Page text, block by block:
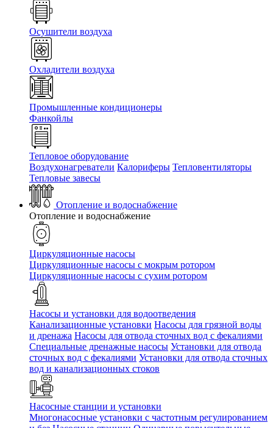
Осушители воздуха
Охладители воздуха
Промышленные кондиционеры
Фанкойлы
Тепловое оборудование
Воздухонагреватели Калориферы Тепловентиляторы
Тепловые завесы
Отопление и водоснабжение
Отопление и водоснабжение
Циркуляционные насосы
Циркуляционные насосы с мокрым ротором
Циркуляционные насосы с сухим ротором
Насосы и установки для водоотведения
Канализационные установки Насосы для грязной воды
и дренажа Насосы для отвода сточных вод c фекалиями
Специальные дренажные насосы Установки для отвода
сточных вод c фекалиями Установки для отвода сточных
вод и канализационных стоков
Насосные станции и установки
Многонасосные установки с частотным регулированием